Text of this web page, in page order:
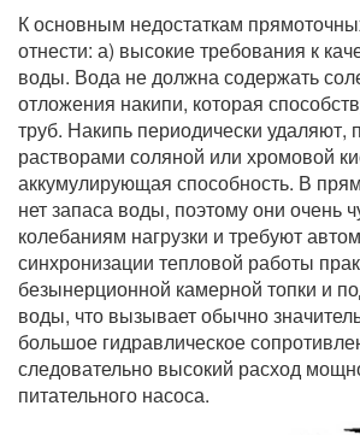
К основным недостаткам
отнести: а) высокие требования к
воды. Вода не должна содержать
отложения накипи, которая
труб. Накипь периодически удаляют,
растворами соляной или хромовой
аккумулирующая способность. В
нет запаса воды, поэтому они очень
колебаниям нагрузки и требуют
синхронизации тепловой работы
безынерционной камерной топки и
воды, что вызывает обычно
большое гидравлическое
следовательно высокий расход
питательного насоса.